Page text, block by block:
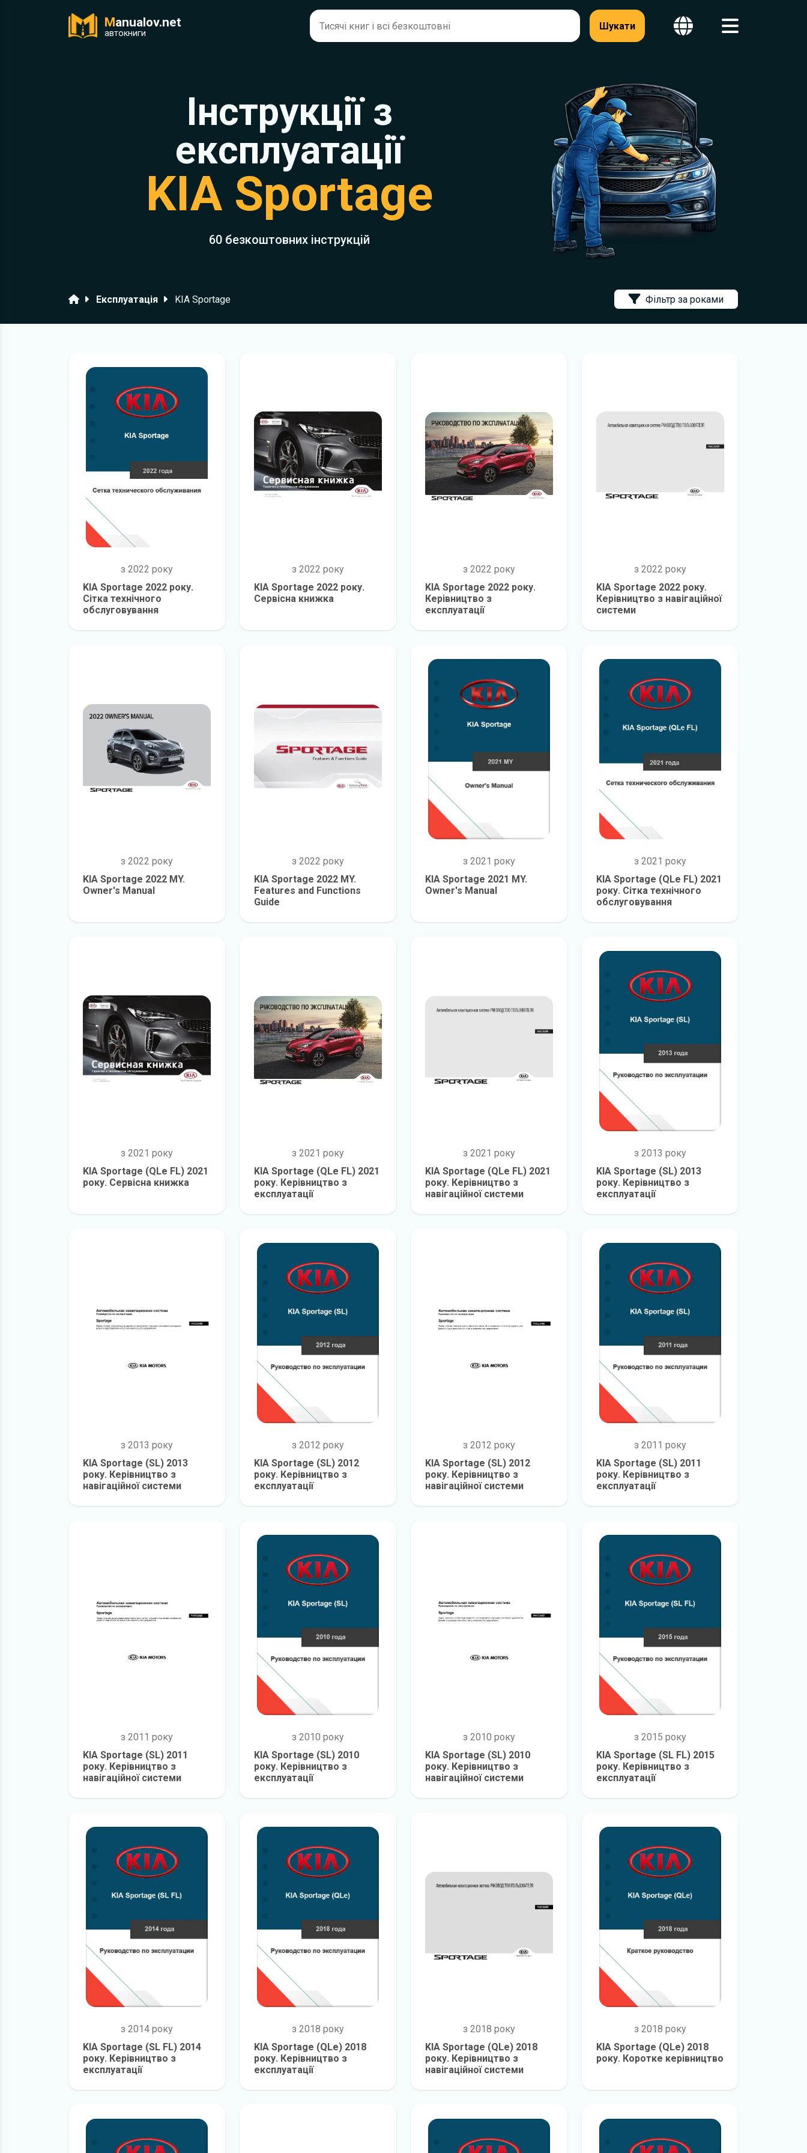
Manualov.net
автокниги
Шукати
Інструкції з
експлуатації
KIA Sportage
60 безкоштовних інструкцій
ГоловнаЕксплуатація KIA Sportage Фільтр за роками
з 2022 року
KIA Sportage 2022 року.
Сітка технічного
обслуговування
з 2022 року
KIA Sportage 2022 року.
Сервісна книжка
з 2022 року
KIA Sportage 2022 року.
Керівництво з
експлуатації
з 2022 року
KIA Sportage 2022 року.
Керівництво з навігаційної
системи
з 2022 року
KIA Sportage 2022 MY.
Owner's Manual
з 2022 року
KIA Sportage 2022 MY.
Features and Functions
Guide
з 2021 року
KIA Sportage 2021 MY.
Owner's Manual
з 2021 року
KIA Sportage (QLe FL) 2021
року. Сітка технічного
обслуговування
з 2021 року
KIA Sportage (QLe FL) 2021
року. Сервісна книжка
з 2021 року
KIA Sportage (QLe FL) 2021
року. Керівництво з
експлуатації
з 2021 року
KIA Sportage (QLe FL) 2021
року. Керівництво з
навігаційної системи
з 2013 року
KIA Sportage (SL) 2013
року. Керівництво з
експлуатації
з 2013 року
KIA Sportage (SL) 2013
року. Керівництво з
навігаційної системи
з 2012 року
KIA Sportage (SL) 2012
року. Керівництво з
експлуатації
з 2012 року
KIA Sportage (SL) 2012
року. Керівництво з
навігаційної системи
з 2011 року
KIA Sportage (SL) 2011
року. Керівництво з
експлуатації
з 2011 року
KIA Sportage (SL) 2011
року. Керівництво з
навігаційної системи
з 2010 року
KIA Sportage (SL) 2010
року. Керівництво з
експлуатації
з 2010 року
KIA Sportage (SL) 2010
року. Керівництво з
навігаційної системи
з 2015 року
KIA Sportage (SL FL) 2015
року. Керівництво з
експлуатації
з 2014 року
KIA Sportage (SL FL) 2014
року. Керівництво з
експлуатації
з 2018 року
KIA Sportage (QLe) 2018
року. Керівництво з
експлуатації
з 2018 року
KIA Sportage (QLe) 2018
року. Керівництво з
навігаційної системи
з 2018 року
KIA Sportage (QLe) 2018
року. Коротке керівництво